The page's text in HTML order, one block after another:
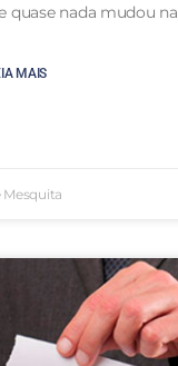
quase nada mudou na
MAIS
Mesquita